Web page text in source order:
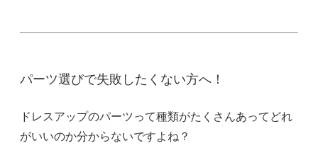
パーツ選びで失敗したくない方へ！
ドレスアップのパーツって種類がたくさんあってどれ
がいいのか分からないですよね？